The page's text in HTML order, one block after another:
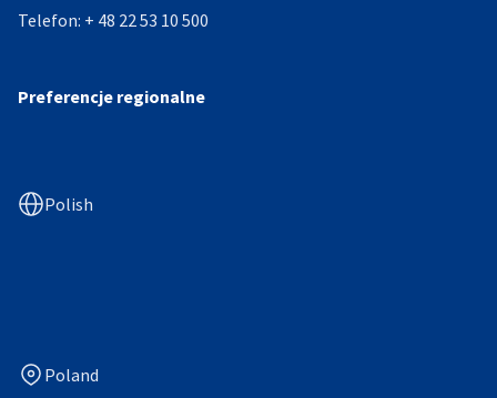
Telefon: + 48 22 53 10 500
Preferencje regionalne
Polish
Poland